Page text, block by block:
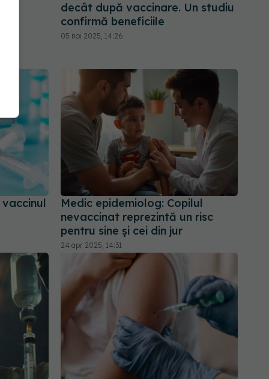
decât după vaccinare. Un studiu
confirmă beneficiile
05 noi 2025, 14:26
Medic epidemiolog: Copilul
nevaccinat reprezintă un risc
pentru sine şi cei din jur
24 apr 2025, 14:31